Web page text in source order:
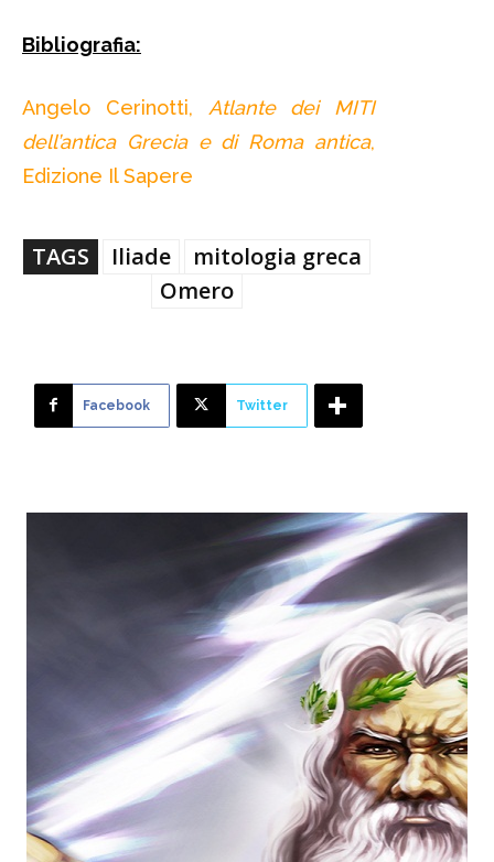
Bibliografia:
Angelo Cerinotti, Atlante dei MITI
dell’antica Grecia e di Roma antica,
Edizione Il Sapere
TAGS Iliade
mitologia greca
Omero
Facebook Twitter